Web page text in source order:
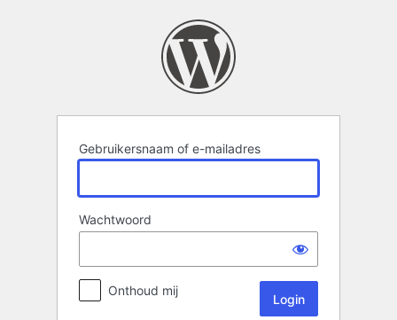
Gebruikersnaam of e-mailadres
Wachtwoord
Onthoud mij